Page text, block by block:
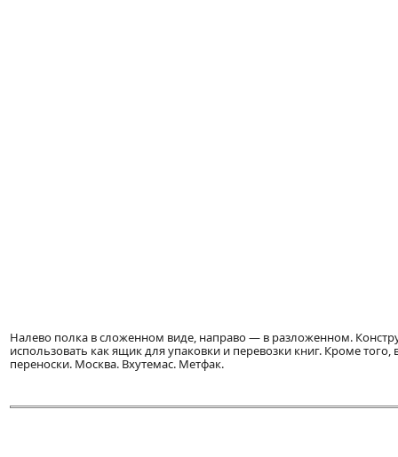
Налево полка в сложенном виде, направо — в разложенном.
использовать как ящик для упаковки и перевозки книг. Кроме
переноски. Москва. Вхутемас. Метфак.